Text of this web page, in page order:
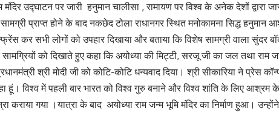
मंदिर उद्घाटन पर जारी हनुमान चालीसा , रामायण पर विश्व के अनेक देशों
प्राप्त होने के बाद नकछेद टोला राधानगर स्थित मनोकामना सिद्ध
कर सभी लोगों को उपहार दिखाया और बताया कि विशेष सामग्री वाला
सामग्रियों को दिखाते हुए कहा कि अयोध्या की मिट्टी, सरजू जी का जल तथा
श्री मोदी जी को कोटि-कोटि धन्यवाद दिया। श्री सीकारिया ने
हूं। विश्व में पहली बार भारत को विश्व गुरु बनाने और विश्व शांति के लिए आश्रम
कराया गया ।यात्रा के बाद अयोध्या राम जन्म भूमि मंदिर का निर्माण हुआ।